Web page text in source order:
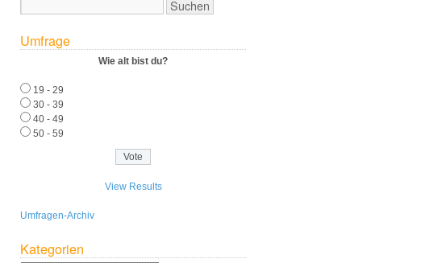
Umfrage
Wie alt bist du?
19 - 29
30 - 39
40 - 49
50 - 59
View Results
Umfragen-Archiv
Kategorien